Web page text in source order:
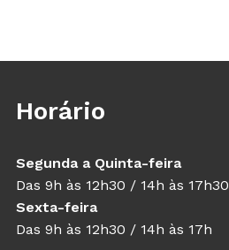
Horário
Segunda a Quinta-feira
Das 9h às 12h30 / 14h às 17h30
Sexta-feira
Das 9h às 12h30 / 14h às 17h